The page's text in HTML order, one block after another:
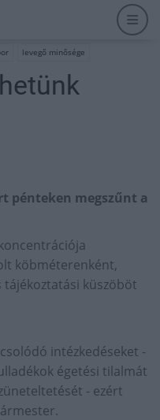
levegő minősége
pénteken megszűnt a
köbméterenként,
küszöböt
intézkedéseket -
égetési tilalmát
- ezért